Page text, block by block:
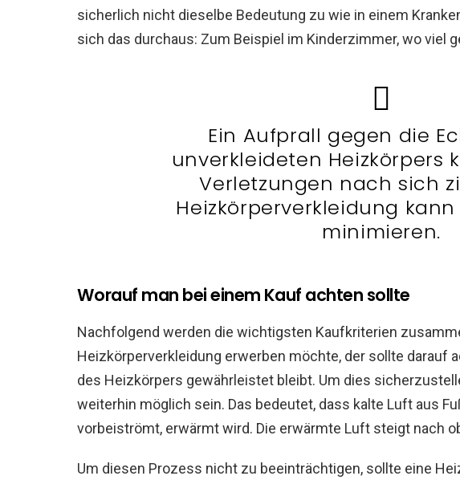
sicherlich nicht dieselbe Bedeutung zu wie in einem
sich das durchaus: Zum Beispiel im Kinderzimmer, wo viel
Ein Aufprall gegen die
unverkleideten Heizkörpers
Verletzungen nach sich
Heizkörperverkleidung kann
minimieren.
Worauf man bei einem Kauf achten sollte
Nachfolgend werden die wichtigsten Kaufkriterien
Heizkörperverkleidung erwerben möchte, der sollte darauf
des Heizkörpers gewährleistet bleibt. Um dies
weiterhin möglich sein. Das bedeutet, dass kalte Luft aus
vorbeiströmt, erwärmt wird. Die erwärmte Luft steigt nach
Um diesen Prozess nicht zu beeinträchtigen, sollte eine